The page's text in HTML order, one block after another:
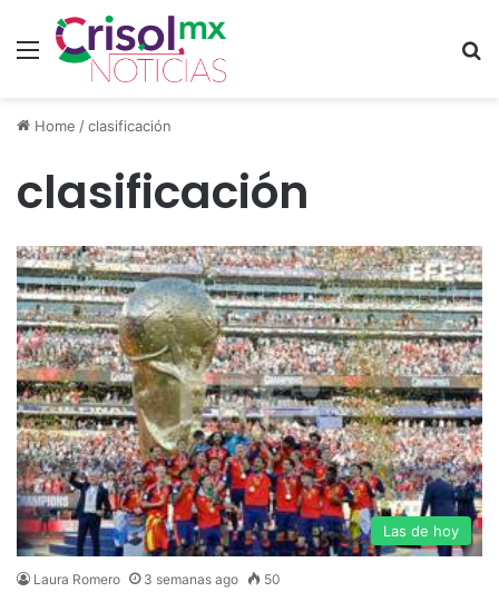
Menu
Home /clasificación
clasificación
Las de hoy
Laura Romero 3 semanas ago 50